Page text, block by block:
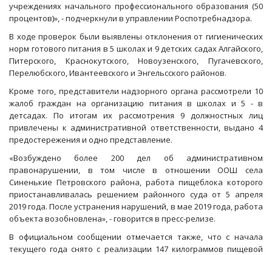
учреждениях начального профессионального образования (50
процентов)», - подчеркнули в управлении Роспотребнадзора.
В ходе проверок были выявлены отклонения от гигиенических
норм готового питания в 5 школах и 9 детских садах Алгайского,
Питерского, Краснокутского, Новоузенского, Пугачевского,
Перелюбского, Ивантеевского и Энгельсского районов.
Кроме того, представители надзорного органа рассмотрели 10
жалоб граждан на организацию питания в школах и 5 - в
детсадах. По итогам их рассмотрения 9 должностных лиц
привлечены к административной ответственности, выдано 4
предостережения и одно представление.
«Возбуждено более 200 дел об административном
правонарушении, в том числе в отношении ООШ села
Синенькие Петровского района, работа пищеблока которого
приостанавливалась решением районного суда от 5 апреля
2019 года. После устранения нарушений, в мае 2019 года, работа
объекта возобновлена», - говорится в пресс-релизе.
В официальном сообщении отмечается также, что с начала
текущего года снято с реализации 147 килограммов пищевой